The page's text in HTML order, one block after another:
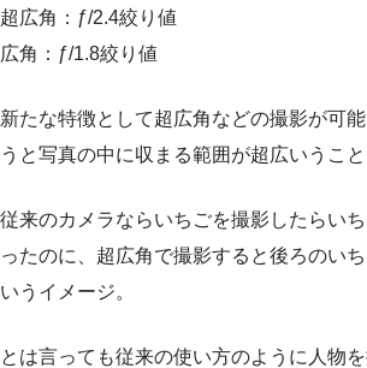
超広角：ƒ/2.4絞り値
広角：ƒ/1.8絞り値
新たな特徴として超広角などの撮影が可
うと写真の中に収まる範囲が超広いうこと
従来のカメラならいちごを撮影したらい
ったのに、超広角で撮影すると後ろのい
いうイメージ。
とは言っても従来の使い方のように人物